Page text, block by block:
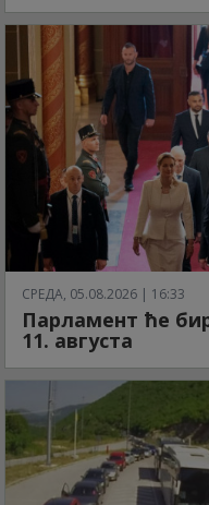
СРЕДА, 05.08.2026 | 16:33
Парламент ће
11. августа